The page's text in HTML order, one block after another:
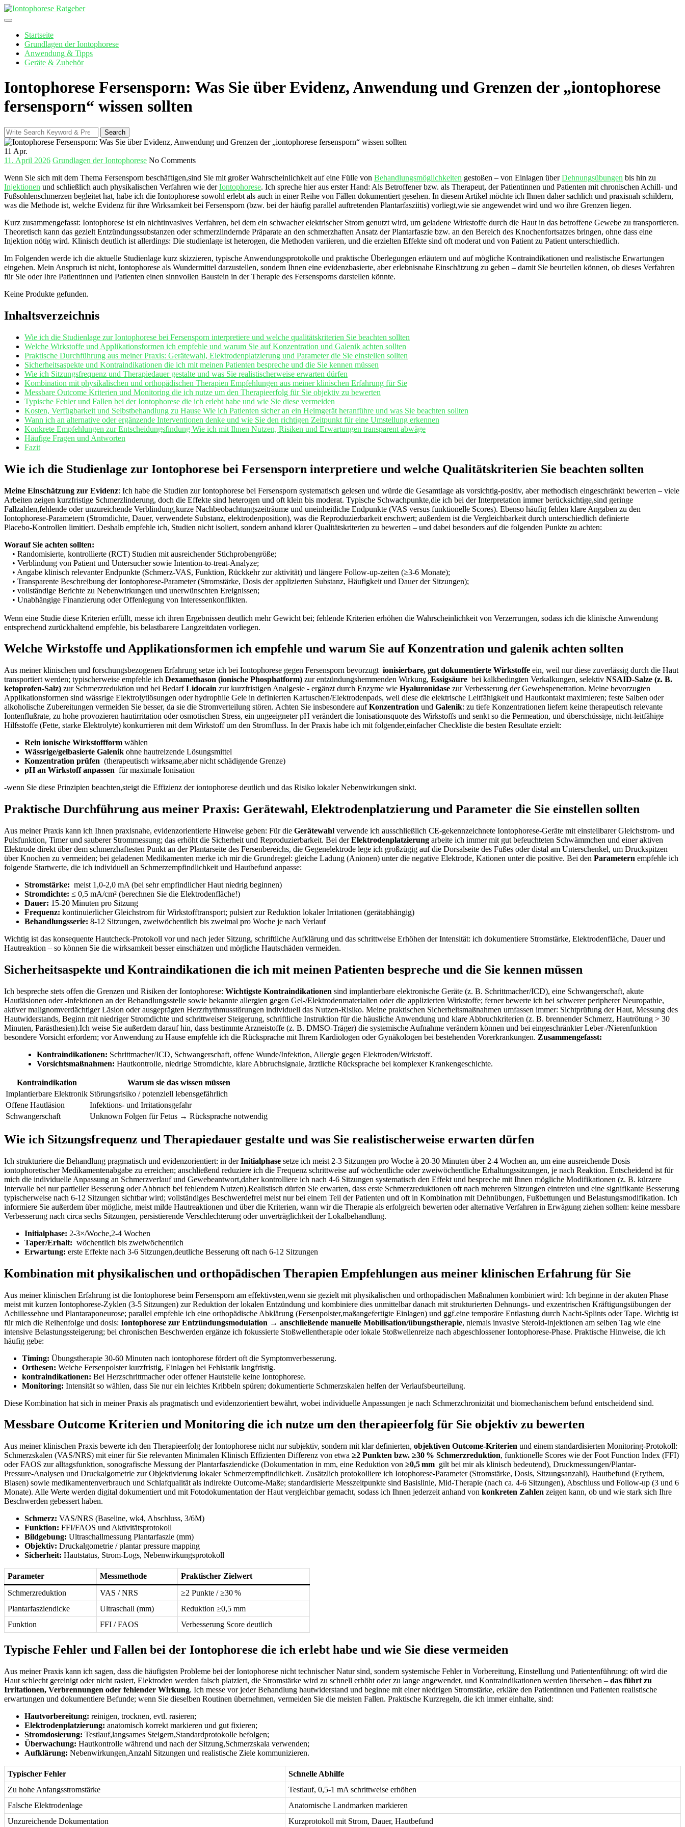
Skip
to
Startseite
Grundlagen der Iontophorese
Anwendung & Tipps
Geräte & Zubehör
Iontophorese Fersensporn: Was Sie über Evidenz, Anwendung und Grenzen der „iontophorese
fersensporn“ wissen sollten
Search
for:
Search
11 Apr.
11. April 2026 Grundlagen der Iontophorese No Comments
Wenn Sie ‍sich mit dem Thema ​Fersensporn beschäftigen,sind Sie mit großer ‌Wahrscheinlichkeit auf eine​ Fülle von‍ Behandlungsmöglichkeiten gestoßen – von Einlagen überDehnungsübungen bis hin zu
Injektionen und ‍schließlich auch physikalischen Verfahren wie derIontophorese. Ich spreche hier aus erster Hand: Als Betroffener ​bzw. als Therapeut, der Patientinnen und Patienten ⁢mit chronischen Achill- und
⁢Fußsohlenschmerzen begleitet‍ hat, habe ich die Iontophorese sowohl erlebt als auch in⁢ einer Reihe von Fällen dokumentiert gesehen. In diesem Artikel möchte ich​ Ihnen‌ daher sachlich und praxisnah⁣ schildern,
was die Methode ⁢ist, welche Evidenz für ihre Wirksamkeit bei ⁤Fersensporn (bzw. bei der häufig parallel ⁤auftretenden Plantarfasziitis)⁣ vorliegt,wie sie angewendet wird und wo⁤ ihre Grenzen liegen.
Kurz zusammengefasst: ​Iontophorese ist ein nichtinvasives‌ Verfahren, bei dem ein schwacher elektrischer Strom genutzt wird, um​ geladene Wirkstoffe durch ‍die Haut in ⁢das betroffene Gewebe zu⁤ transportieren.
Theoretisch kann das gezielt Entzündungssubstanzen oder schmerzlindernde Präparate an den schmerzhaften Ansatz der Plantarfaszie bzw. ⁢an den Bereich des Knochenfortsatzes bringen, ohne dass eine
Injektion nötig wird. Klinisch deutlich ist allerdings: Die studienlage ist heterogen, die Methoden variieren, und die erzielten⁣ Effekte sind oft moderat und von⁤ Patient zu Patient unterschiedlich.
Im Folgenden werde⁣ ich die aktuelle​ Studienlage kurz skizzieren, typische Anwendungsprotokolle und praktische⁢ Überlegungen erläutern und ⁤auf ⁣mögliche Kontraindikationen und realistische‍ Erwartungen
eingehen. Mein Anspruch‍ ist ‌nicht, Iontophorese als Wundermittel ‍darzustellen, sondern Ihnen ​eine‌ evidenzbasierte, ‍aber⁢ erlebnisnahe Einschätzung zu geben​ – damit Sie beurteilen können, ob dieses Verfahren
für Sie oder Ihre Patientinnen und ‌Patienten einen sinnvollen Baustein in der Therapie des ⁤Fersensporns darstellen könnte.
Keine Produkte gefunden.
Inhaltsverzeichnis
Wie ich die Studienlage zur Iontophorese bei Fersensporn interpretiere und welche qualitätskriterien Sie beachten sollten
Welche Wirkstoffe und Applikationsformen ich empfehle und​ warum Sie auf Konzentration und Galenik achten sollten
Praktische Durchführung aus meiner Praxis: Gerätewahl,‍ Elektrodenplatzierung und Parameter​ die ‌Sie einstellen sollten
Sicherheitsaspekte und Kontraindikationen die ⁢ich mit meinen Patienten bespreche und​ die Sie kennen müssen
Wie ich Sitzungsfrequenz und Therapiedauer gestalte und was Sie realistischerweise erwarten ⁢dürfen
Kombination mit physikalischen und orthopädischen Therapien Empfehlungen aus meiner klinischen ⁣Erfahrung für Sie
Messbare Outcome Kriterien und Monitoring die ich nutze um den Therapieerfolg für Sie objektiv zu bewerten
Typische Fehler und Fallen bei der Iontophorese die ich erlebt ⁤habe und wie Sie⁣ diese vermeiden
Kosten, ​Verfügbarkeit ‌und Selbstbehandlung⁢ zu Hause Wie ich Patienten sicher an ein Heimgerät heranführe und was⁢ Sie​ beachten sollten
Wann ich an alternative oder ergänzende Interventionen denke⁣ und wie Sie den richtigen⁤ Zeitpunkt für eine Umstellung erkennen
Konkrete Empfehlungen ‌zur Entscheidungsfindung Wie ich mit Ihnen Nutzen,⁢ Risiken und Erwartungen transparent abwäge
Häufige ⁤Fragen und Antworten
Fazit
Wie ich ​die Studienlage zur Iontophorese bei‍ Fersensporn interpretiere und welche Qualitätskriterien Sie ⁢beachten​ sollten
Meine‍ Einschätzung zur Evidenz: Ich habe die Studien zur⁢ Iontophorese bei Fersensporn systematisch gelesen⁤ und würde die Gesamtlage als ‍vorsichtig-positiv, aber methodisch eingeschränkt bewerten‌ – viele
Arbeiten zeigen kurzfristige Schmerzlinderung, doch die Effekte‍ sind heterogen und oft klein bis moderat. Typische Schwachpunkte,die ⁢ich‌ bei der ‌Interpretation immer berücksichtige,sind geringe
Fallzahlen,fehlende oder⁤ unzureichende Verblindung,kurze Nachbeobachtungszeiträume und uneinheitliche Endpunkte (VAS versus funktionelle⁢ Scores). Ebenso ⁢häufig fehlen klare Angaben zu den
Iontophorese‑Parametern (Stromdichte, Dauer, verwendete Substanz, elektrodenposition), was die Reproduzierbarkeit erschwert; außerdem ist die Vergleichbarkeit ⁢durch unterschiedlich definierte
Placebo‑Kontrollen ⁢limitiert. Deshalb empfehle ich, Studien nicht isoliert, sondern anhand klarer‌ Qualitätskriterien zu bewerten​ – und dabei ⁣besonders auf ⁤die folgenden Punkte zu‌ achten:
Worauf Sie achten⁢ sollten:
• Randomisierte, kontrollierte (RCT) Studien mit ausreichender⁣ Stichprobengröße;
• Verblindung von Patient und Untersucher sowie Intention‑to‑treat‑Analyze;
• Angabe klinisch relevanter Endpunkte (Schmerz‑VAS, Funktion, Rückkehr zur aktivität) und längere Follow‑up‑zeiten (≥3-6 Monate);
• Transparente Beschreibung der Iontophorese‑Parameter ⁣(Stromstärke, Dosis⁤ der applizierten Substanz, ​Häufigkeit ‍und Dauer der⁣ Sitzungen);
• vollständige ‍Berichte zu​ Nebenwirkungen und unerwünschten ‍Ereignissen;
• Unabhängige Finanzierung oder Offenlegung von Interessenkonflikten.
Wenn eine Studie diese Kriterien erfüllt, messe ⁣ich ihren Ergebnissen deutlich mehr Gewicht bei; fehlende ‌Kriterien erhöhen die Wahrscheinlichkeit von Verzerrungen, sodass ich die klinische⁢ Anwendung
entsprechend zurückhaltend empfehle, ⁣bis belastbarere​ Langzeitdaten vorliegen.
Welche ​Wirkstoffe und⁣ Applikationsformen‌ ich empfehle​ und warum Sie auf Konzentration und galenik achten sollten
Aus meiner klinischen und forschungsbezogenen Erfahrung setze ich bei Iontophorese gegen Fersensporn bevorzugt ‌ ionisierbare, gut dokumentierte Wirkstoffe ein, weil nur diese zuverlässig durch die Haut
transportiert werden; typischerweise empfehle ich Dexamethason (ionische Phosphatform) zur entzündungshemmenden Wirkung, Essigsäure ‌ bei ​kalkbedingten Verkalkungen, selektiv NSAID‑Salze (z. B.‌
ketoprofen‑Salz) ⁢zur Schmerzreduktion und bei BedarfLidocain zur kurzfristigen Analgesie -‌ ergänzt durch Enzyme wie Hyaluronidase zur Verbesserung der ⁣Gewebspenetration. Meine bevorzugten
Applikationsformen sind wässrige Elektrolytlösungen oder hydrophile ⁣Gele in definierten⁤ Kartuschen/Elektrodenpads, weil diese ⁤die elektrische Leitfähigkeit und Hautkontakt maximieren; feste Salben oder
alkoholische ⁤Zubereitungen vermeiden Sie besser, da‌ sie die Stromverteilung⁢ stören. Achten Sie⁢ insbesondere aufKonzentration und Galenik: zu tiefe Konzentrationen liefern keine ⁤therapeutisch​ relevante
Iontenflußrate, zu hohe provozieren hautirritation oder osmotischen Stress, ein ungeeigneter pH verändert die⁢ Ionisationsquote des Wirkstoffs ​und senkt‌ so die Permeation, und überschüssige, nicht‑leitfähige
Hilfsstoffe ⁣(Fette, starke Elektrolyte) konkurrieren ‌mit dem Wirkstoff um den‍ Stromfluss.‌ In der Praxis⁤ habe ich mit folgender,einfacher Checkliste die ⁣besten ‌Resultate⁣ erzielt: ‌
Rein ‌ionische Wirkstoffform wählen
Wässrige/gelbasierte Galenik ohne hautreizende Lösungsmittel
Konzentration prüfen ⁤ (therapeutisch wirksame,aber nicht schädigende Grenze)
pH an Wirkstoff ⁢anpassen ⁣ für maximale Ionisation
-wenn Sie diese‌ Prinzipien beachten,steigt die Effizienz der iontophorese deutlich und das Risiko lokaler Nebenwirkungen sinkt.
Praktische Durchführung ⁣aus meiner Praxis: Gerätewahl,⁣ Elektrodenplatzierung und Parameter die⁣ Sie einstellen sollten
Aus meiner ⁤Praxis ⁢kann ich Ihnen praxisnahe, evidenzorientierte⁣ Hinweise geben: Für die Gerätewahl verwende ich ausschließlich CE-gekennzeichnete Iontophorese‑Geräte‌ mit einstellbarer Gleichstrom‑⁣ und
Pulsfunktion, Timer ⁤und sauberer Strommessung;⁣ das erhöht die Sicherheit und Reproduzierbarkeit. Bei derElektrodenplatzierung arbeite ich immer ⁤mit gut⁣ befeuchteten Schwämmchen und einer ⁣aktiven
Elektrode direkt über dem schmerzhaftesten Punkt an der Plantarseite ‍des Fersenbereichs, ⁤die Gegenelektrode lege ich großzügig auf ⁣die Dorsalseite des Fußes oder distal ​am Unterschenkel, um Druckspitzen
über Knochen‍ zu vermeiden; bei geladenen Medikamenten merke ich mir die‌ Grundregel: gleiche Ladung (Anionen) unter die negative Elektrode, Kationen unter die positive. Bei‌ den Parametern empfehle ich
folgende Startwerte, die‍ ich​ individuell an Schmerzempfindlichkeit und Hautbefund anpasse:
Stromstärke: ‍ meist 1,0-2,0 mA (bei sehr empfindlicher Haut niedrig beginnen)
Stromdichte: ≤ 0,5 ⁢mA/cm² (berechnen ‍Sie die Elektrodenfläche!)
Dauer: 15-20 Minuten pro Sitzung
Frequenz: kontinuierlicher Gleichstrom für Wirkstofftransport; pulsiert zur Reduktion lokaler Irritationen (gerätabhängig)
Behandlungsserie: 8-12 Sitzungen, zweiwöchentlich bis‍ zweimal pro Woche je nach ⁤Verlauf
Wichtig ​ist das konsequente Hautcheck‑Protokoll vor und nach jeder Sitzung, schriftliche Aufklärung und das‍ schrittweise Erhöhen der Intensität: ich ‍dokumentiere Stromstärke, Elektrodenfläche,⁢ Dauer ‌und
Hautreaktion – so können Sie die wirksamkeit besser einschätzen und mögliche Hautschäden‍ vermeiden.
Sicherheitsaspekte und Kontraindikationen die ich⁣ mit meinen Patienten bespreche und die Sie kennen müssen
Ich ‍bespreche stets offen die Grenzen und Risiken der Iontophorese: Wichtigste Kontraindikationen ‍sind implantierbare elektronische Geräte (z. B. Schrittmacher/ICD), eine Schwangerschaft, akute
Hautläsionen oder -infektionen an der Behandlungsstelle sowie ‌bekannte allergien gegen Gel-/Elektrodenmaterialien oder die applizierten ⁢Wirkstoffe; ferner⁣ bewerte ich ‌bei schwerer peripherer Neuropathie,
aktiver‍ malignomverdächtiger Läsion oder ausgeprägten Herzrhythmusstörungen individuell das Nutzen‑Risiko. Meine praktischen Sicherheitsmaßnahmen umfassen immer: Sichtprüfung der Haut, Messung des
Hautwiderstands,⁤ Beginn mit niedriger Stromdichte‍ und schrittweiser Steigerung, ‌schriftliche Instruktion für die häusliche ‍Anwendung und klare Abbruchkriterien (z. ​B. brennender Schmerz, Hautrötung > 30‍
Minuten, Parästhesien).Ich weise Sie außerdem darauf hin, dass bestimmte Arzneistoffe ⁢(z. B. DMSO‑Träger) die systemische Aufnahme verändern können und bei‌ eingeschränkter Leber-/Nierenfunktion
besondere Vorsicht ‍erfordern; vor Anwendung zu⁤ Hause empfehle ich die Rücksprache mit Ihrem Kardiologen oder Gynäkologen bei bestehenden Vorerkrankungen. Zusammengefasst:
Kontraindikationen: ‌Schrittmacher/ICD, Schwangerschaft, offene Wunde/Infektion, Allergie gegen Elektroden/Wirkstoff.
Vorsichtsmaßnahmen: Hautkontrolle, niedrige Stromdichte, klare Abbruchsignale, ärztliche Rücksprache bei komplexer Krankengeschichte.
Kontraindikation
Warum sie das wissen müssen
Implantierbare Elektronik Störungsrisiko / potenziell lebensgefährlich
Offene Hautläsion
Infektions- und Irritationsgefahr
Schwangerschaft
Unknown ⁣Folgen für ⁣Fetus → Rücksprache notwendig
Wie ich Sitzungsfrequenz⁢ und Therapiedauer gestalte⁣ und ‍was Sie realistischerweise ‌erwarten dürfen
Ich strukturiere die⁣ Behandlung pragmatisch und evidenzorientiert: in derInitialphase setze ich meist 2-3 Sitzungen ‌pro Woche à 20-30 Minuten über⁣ 2-4 Wochen an, um eine ausreichende‌ Dosis
iontophoretischer Medikamentenabgabe zu erreichen; anschließend reduziere ⁣ich die Frequenz schrittweise auf‍ wöchentliche oder zweiwöchentliche Erhaltungssitzungen, je nach⁤ Reaktion. Entscheidend ist für
mich die ⁢individuelle Anpassung an Schmerzverlauf und Gewebeantwort,daher kontrolliere ich nach⁤ 4-6 Sitzungen systematisch den Effekt und bespreche mit Ihnen mögliche Modifikationen (z. B. kürzere
Intervalle ​bei⁣ nur partieller⁣ Besserung oder Abbruch bei⁢ fehlendem Nutzen).Realistisch dürfen Sie erwarten, dass ‍erste Schmerzreduktionen oft nach mehreren Sitzungen eintreten und eine ⁢signifikante Besserung​
typischerweise nach 6-12 Sitzungen sichtbar⁤ wird; vollständiges Beschwerdefrei meist nur bei einem Teil ⁢der Patienten und oft⁢ in Kombination mit Dehnübungen, Fußbettungen⁢ und ⁢Belastungsmodifikation.⁢ Ich
informiere Sie außerdem ⁣über mögliche, meist milde ​Hautreaktionen ⁤und über die Kriterien, wann wir die Therapie als erfolgreich bewerten oder alternative Verfahren in Erwägung ziehen sollten: keine messbare
⁣Verbesserung‍ nach circa sechs Sitzungen, persistierende‍ Verschlechterung oder unverträglichkeit der Lokalbehandlung.
Initialphase: 2-3×/Woche,2-4 Wochen
Taper/Erhalt: ⁢ wöchentlich bis zweiwöchentlich
Erwartung: erste Effekte nach 3-6 Sitzungen,deutliche Besserung oft nach ​6-12 Sitzungen
Kombination mit physikalischen und orthopädischen ‍Therapien Empfehlungen aus meiner klinischen Erfahrung für Sie
Aus​ meiner klinischen Erfahrung ist ⁢die⁢ Iontophorese beim Fersensporn am ⁢effektivsten,wenn sie⁣ gezielt mit physikalischen⁣ und orthopädischen Maßnahmen kombiniert wird: Ich beginne in der akuten Phase
meist mit kurzen Iontophorese‑Zyklen​ (3-5 Sitzungen) zur​ Reduktion der lokalen Entzündung und kombiniere dies unmittelbar danach mit‌ strukturierten Dehnungs‑ und exzentrischen Kräftigungsübungen der
Achillessehne und Plantaraponeurose;⁤ parallel empfehle​ ich eine⁤ orthopädische Abklärung (Fersenpolster,maßangefertigte Einlagen) und⁤ ggf.eine temporäre Entlastung durch Nacht‑Splints oder Tape. Wichtig ist
für mich die Reihenfolge und dosis: Iontophorese zur ⁤Entzündungsmodulation → anschließende⁤ manuelle Mobilisation/übungstherapie, niemals invasive Steroid‑Injektionen am selben Tag wie eine
intensive Belastungssteigerung;⁤ bei chronischen Beschwerden ergänze‌ ich fokussierte Stoßwellentherapie oder lokale⁢ Stoßwellenreize nach abgeschlossener Iontophorese‑Phase. Praktische ‌Hinweise, die ich
häufig gebe:
Timing: Übungstherapie 30-60 Minuten nach iontophorese fördert ‌oft die Symptomverbesserung.
Orthesen: Weiche Fersenpolster kurzfristig, Einlagen bei Fehlstatik⁢ langfristig.
kontraindikationen: Bei Herzschrittmacher oder ⁤offener Hautstelle keine Iontophorese.
Monitoring: Intensität so wählen, dass Sie nur ‍ein leichtes Kribbeln spüren; dokumentierte Schmerzskalen helfen der Verlaufsbeurteilung.
Diese Kombination hat sich in meiner⁣ Praxis als pragmatisch und evidenzorientiert bewährt, wobei individuelle Anpassungen je nach Schmerzchronizität und biomechanischem befund⁣ entscheidend sind.
Messbare Outcome Kriterien und Monitoring die ⁣ich nutze um den therapieerfolg für ⁢Sie objektiv zu bewerten
Aus meiner klinischen​ Praxis bewerte ich den Therapieerfolg der Iontophorese nicht ⁤nur subjektiv, sondern mit klar definierten, objektiven Outcome-Kriterien und einem standardisierten Monitoring‑Protokoll:
Schmerzskalen⁢ (VAS/NRS) mit einer für Sie relevanten Minimalen​ Klinisch ⁤Effizienten Differenz von etwa ≥2 Punkten bzw. ≥30 % Schmerzreduktion, funktionelle Scores wie der Foot Function⁣ Index (FFI)⁤
oder​ FAOS zur alltagsfunktion, sonografische Messung der Plantarfasziendicke (Dokumentation in mm, eine Reduktion von ≥0,5 mm ‍ gilt⁤ bei mir als klinisch bedeutend),‍ Druckmessungen/Plantar-
Pressure‑Analysen und Druckalgometrie‍ zur Objektivierung‍ lokaler Schmerzempfindlichkeit. Zusätzlich protokolliere ich Io­tophorese‑Parameter (Stromstärke, Dosis, Sitzungsanzahl), Hautbefund⁣ (Erythem,⁢
Blasen) sowie ⁣medikamentenverbrauch und Schlafqualität als indirekte Outcome‑Maße; standardisierte Messzeitpunkte sind Basislinie, Mid-Therapie (nach ca. ⁤4-6 Sitzungen), Abschluss und Follow‑up (3 und 6
Monate).⁤ Alle⁢ Werte werden digital ‌dokumentiert und mit Fotodokumentation ⁤der Haut vergleichbar gemacht, sodass ich Ihnen jederzeit⁤ anhand von konkreten Zahlen zeigen kann, ob und wie stark sich Ihre
Beschwerden​ gebessert haben.
Schmerz: ‌VAS/NRS (Baseline, wk4, Abschluss, 3/6M)
Funktion: FFI/FAOS‌ und Aktivitätsprotokoll
Bildgebung: Ultraschallmessung Plantarfaszie (mm)
Objektiv: Druckalgometrie / plantar pressure mapping
Sicherheit: ⁢Hautstatus, Strom‑Logs, Nebenwirkungsprotokoll
Parameter Messmethode
Praktischer Zielwert
Schmerzreduktion
VAS / NRS
≥2 Punkte / ≥30 %
Plantarfasziendicke
Ultraschall (mm)
Reduktion ≥0,5⁤ mm
Funktion
FFI‍ / FAOS Verbesserung Score deutlich
Typische Fehler und Fallen⁢ bei der⁢ Iontophorese die ‌ich erlebt habe und ‍wie⁣ Sie diese vermeiden
Aus meiner Praxis kann ich sagen, dass ⁤die‌ häufigsten Probleme bei der Iontophorese nicht technischer​ Natur sind, sondern systemische Fehler in Vorbereitung, Einstellung ⁤und Patientenführung: oft⁤ wird ​die
‌Haut ⁤schlecht ‌gereinigt‌ oder nicht rasiert, Elektroden ⁢werden falsch‌ platziert, die Stromstärke wird zu schnell erhöht oder zu⁣ lange angewendet, und Kontraindikationen werden übersehen⁤ – das führt zu
Irritationen, Verbrennungen oder fehlender Wirkung. Ich messe vor jeder Behandlung hautwiderstand und beginne mit einer niedrigen Stromstärke, erkläre den Patientinnen und Patienten realistische
erwartungen und ⁣dokumentiere Befunde; wenn Sie dieselben Routinen übernehmen, vermeiden Sie die meisten ⁢Fallen. Praktische Kurzregeln, die ich immer‍ einhalte, sind:
Hautvorbereitung: reinigen, trocknen,⁤ evtl. rasieren;
Elektrodenplatzierung: anatomisch ​korrekt markieren und gut fixieren;
Stromdosierung: Testlauf,langsames Steigern,Standardprotokolle befolgen;
Überwachung: Hautkontrolle während und‌ nach der Sitzung,Schmerzskala verwenden;
Aufklärung: ‌Nebenwirkungen,Anzahl Sitzungen und‍ realistische Ziele kommunizieren.
Typischer Fehler
Schnelle Abhilfe
Zu hohe Anfangsstromstärke
Testlauf, 0,5-1 mA schrittweise erhöhen
Falsche Elektrodenlage
Anatomische Landmarken markieren
Unzureichende Dokumentation
Kurzprotokoll mit Strom, Dauer, ​Hautbefund